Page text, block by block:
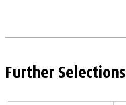
Further Selections